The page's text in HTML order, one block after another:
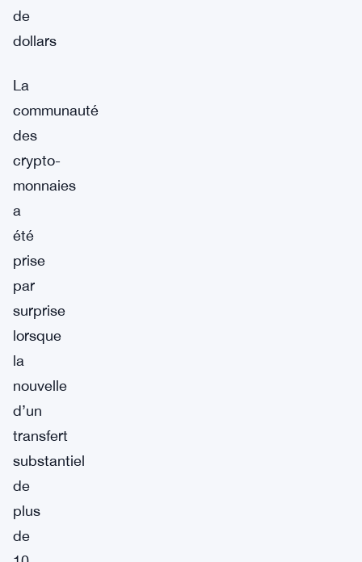
de
dollars
La
communauté
des
crypto-
monnaies
a
été
prise
par
surprise
lorsque
la
nouvelle
d’un
transfert
substantiel
de
plus
de